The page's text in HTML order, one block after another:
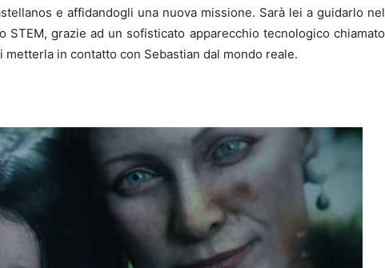
e affidandogli una nuova missione. Sarà lei a guidarlo nel
STEM, grazie ad un sofisticato apparecchio tecnologico chiamato
in contatto con Sebastian dal mondo reale.